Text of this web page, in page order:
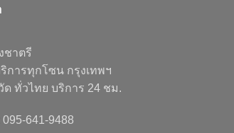
ชาตรี
การทุกโซน กรุงเทพฯ
ด ทั่วไทย บริการ 24 ชม.
641-9488